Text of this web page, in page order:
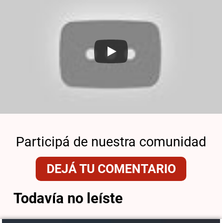
Participá de nuestra comunidad
DEJÁ TU COMENTARIO
Todavía no leíste